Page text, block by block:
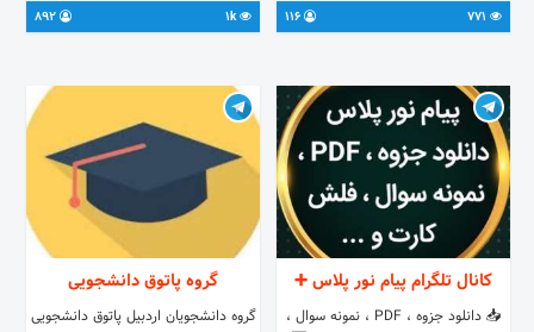
1k
کانال تلگرام پیام نور پلاس ➕
📥 دانلود جزوه ، PDF ، نمونه سوال ،
گروه پاتوق دانشجویی
گروه دانشجویان اردبیل پاتوق دانشجویی